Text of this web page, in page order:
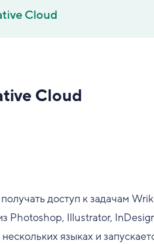
Cloud
Cloud
доступ к задачам
Photoshop, Illustrator,
языках и